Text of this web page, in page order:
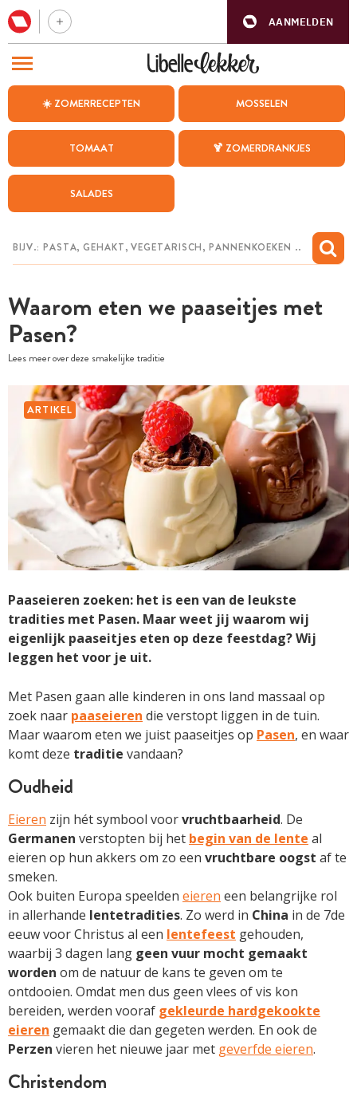
AANMELDEN
☀️ ZOMERRECEPTEN MOSSELEN
TOMAAT 🍹 ZOMERDRANKJES
SALADES
Waarom eten we paaseitjes met
Pasen?
Lees meer over deze smakelijke traditie
ARTIKEL
Paaseieren zoeken: het is een van de leukste
tradities met Pasen. Maar weet jij waarom wij
eigenlijk paaseitjes eten op deze feestdag? Wij
leggen het voor je uit.
Met Pasen gaan alle kinderen in ons land massaal op
zoek naar paaseieren die verstopt liggen in de tuin.
Maar waarom eten we juist paaseitjes op Pasen, en waar
komt deze traditie vandaan?
Oudheid
Eieren zijn hét symbool voorvruchtbaarheid. De
Germanen verstopten bij het begin van de lente al
eieren op hun akkers om zo een vruchtbare oogst af te
smeken.
Ook buiten Europa speelden eieren een belangrijke rol
in allerhande lentetradities. Zo werd in China in de 7de
eeuw voor Christus al een lentefeest gehouden,
waarbij 3 dagen lang geen vuur mocht gemaakt
worden om de natuur de kans te geven om te
ontdooien. Omdat men dus geen vlees of vis kon
bereiden, werden vooraf gekleurde hardgekookte
eieren gemaakt die dan gegeten werden. En ook de
Perzen vieren het nieuwe jaar met geverfde eieren.
Christendom
BEZOEK ONZE ANDERE WEBSITES
WEEKMENU
CHAT MET MAIA
MIJN BEWAARDE RECEPTEN